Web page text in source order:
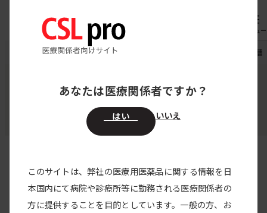
メニュー
CSL pro お知らせ ベリナート皮下注用 電子化された添付文書
お知らせ
すべての製品
すべてのカテゴリー
あなたは医療関係者ですか？
はい いいえ
このサイトは、弊社の医療用医薬品に関する情報を日
本国内にて病院や診療所等に勤務される医療関係者の
方に提供することを目的としています。一般の方、お